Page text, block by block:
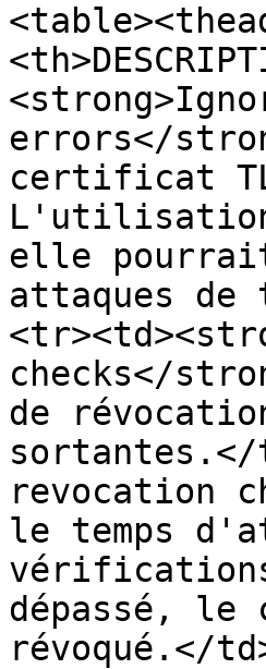
errors</
certificat
elle
attaques
checks</
de
revocation
le temps
dépassé, le
révoqué.</